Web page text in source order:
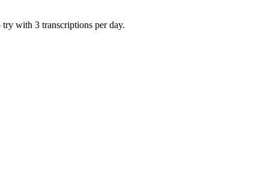
with 3 transcriptions per day.